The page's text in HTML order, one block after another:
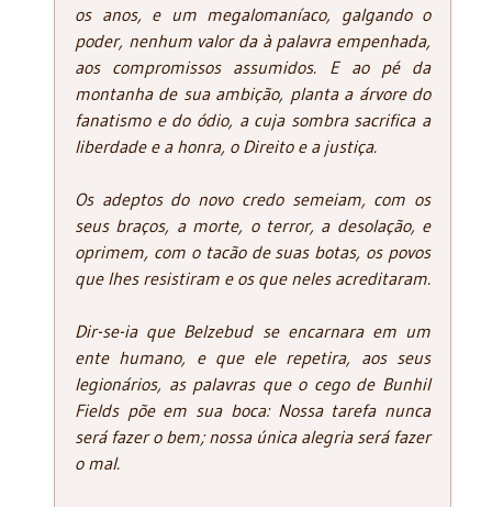
os anos, e um megalomaníaco, galgando o
poder, nenhum valor da à palavra empenhada,
aos compromissos assumidos. E ao pé da
montanha de sua ambição, planta a árvore do
fanatismo e do ódio, a cuja sombra sacrifica a
liberdade e a honra, o Direito e a justiça.
Os adeptos do novo credo semeiam, com os
seus braços, a morte, o terror, a desolação, e
oprimem, com o tacão de suas botas, os povos
que lhes resistiram e os que neles acreditaram.
Dir-se-ia que Belzebud se encarnara em um
ente humano, e que ele repetira, aos seus
legionários, as palavras que o cego de Bunhil
Fields põe em sua boca: Nossa tarefa nunca
será fazer o bem; nossa única alegria será fazer
o mal.